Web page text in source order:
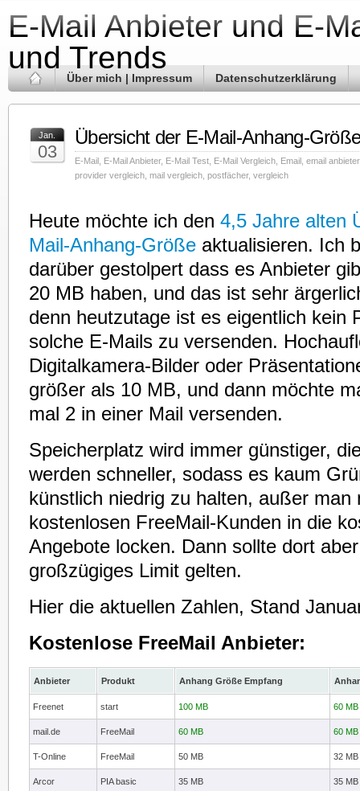
E-Mail Anbieter und E-
und Trends
Über mich | Impressum Datenschutzerklärung
Jan.
03
Übersicht der E-Mail-Anhang-
E-Mail E-Mail Anbieter, E-Mail Test E-Mail Vergleich Email email
provider vergleich mail vergleich postfächer, vergleich
Heute möchte ich den 4,5 Jahre alten
Mail-Anhang-Größe aktualisieren. Ich
darüber gestolpert dass es Anbieter
20 MB haben, und das ist sehr
denn heutzutage ist es eigentlich kein
solche E-Mails zu versenden.
Digitalkamera-Bilder oder
größer als 10 MB, und dann möchte
mal 2 in einer Mail versenden.
Speicherplatz wird immer günstiger,
werden schneller, sodass es kaum
künstlich niedrig zu halten, außer man
kostenlosen FreeMail-Kunden in die
Angebote locken. Dann sollte dort
großzügiges Limit gelten.
Hier die aktuellen Zahlen, Stand
Kostenlose FreeMail Anbieter:
Anbieter Produkt Anhang Größe Empfang
Freenet start 100 MB 60 MB
mail.de FreeMail 60 MB 60 MB
T-Online FreeMail 50 MB 32 MB
Arcor PIA basic 35 MB 35 MB